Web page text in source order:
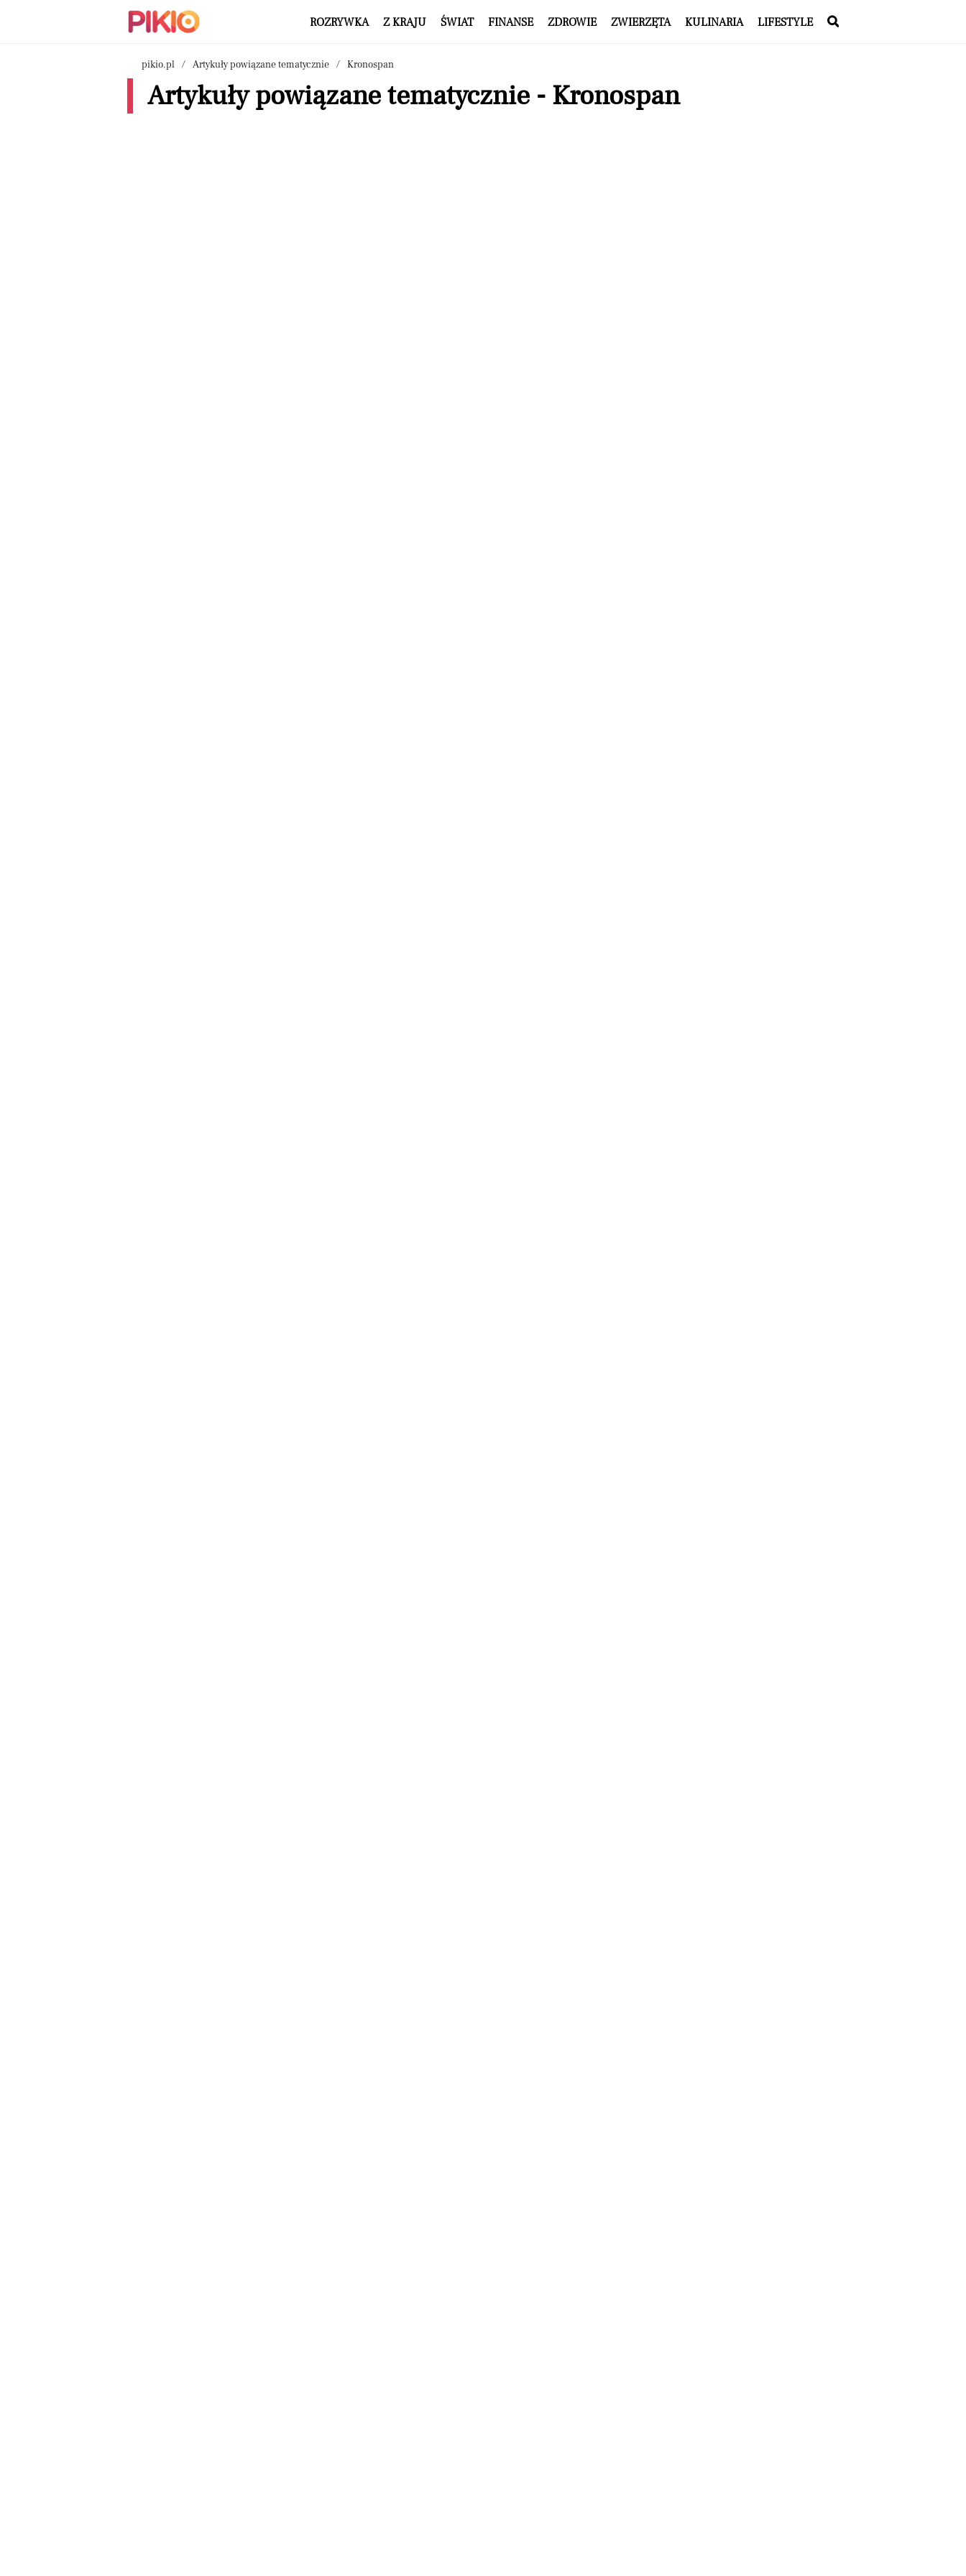
ROZRYWKA Z KRAJU ŚWIAT FINANSE ZDROWIE ZWIERZĘTA KULINARIA LIFESTYLE
pikio.pl Artykuły powiązane tematycznie Kronospan
Artykuły powiązane tematycznie - Kronospan